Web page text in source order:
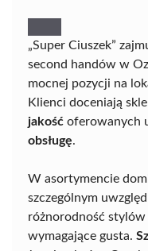
„Super Ciuszek”
second handów w
mocnej pozycji na
Klienci doceniają
jakość oferowanych
obsługę.
W asortymencie
szczególnym
różnorodność
wymagające gusta.